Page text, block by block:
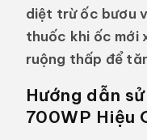
diệt trừ ốc bươu
thuốc khi ốc mới
ruộng thấp để
Hướng dẫn
700WP Hiệu